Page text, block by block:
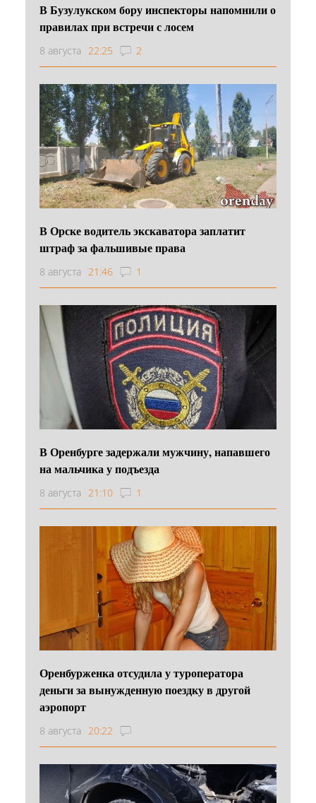
В Бузулукском бору инспекторы напомнили о
правилах при встречи с лосем
8 августа 22:25 2
В Орске водитель экскаватора заплатит
штраф за фальшивые права
8 августа 21:46 1
В Оренбурге задержали мужчину, напавшего
на мальчика у подъезда
8 августа 21:10 1
Оренбурженка отсудила у туроператора
деньги за вынужденную поездку в другой
аэропорт
8 августа 20:22